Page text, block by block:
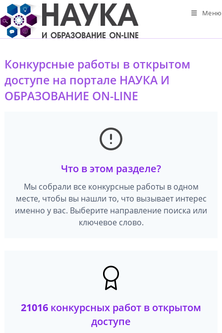
Перейти
к
содержимому
Меню
Конкурсные работы в открытом
доступе на портале НАУКА И
ОБРАЗОВАНИЕ ON-LINE
Что в этом разделе?
Мы собрали все конкурсные работы в одном
месте, чтобы вы нашли то, что вызывает интерес
именно у вас. Выберите направление поиска или
ключевое слово.
21016 конкурсных работ в открытом
доступе